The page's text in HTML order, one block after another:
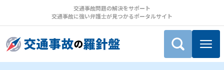
交通事故問題の解決をサポート
交通事故に強い弁護士が見つかるポータルサイト